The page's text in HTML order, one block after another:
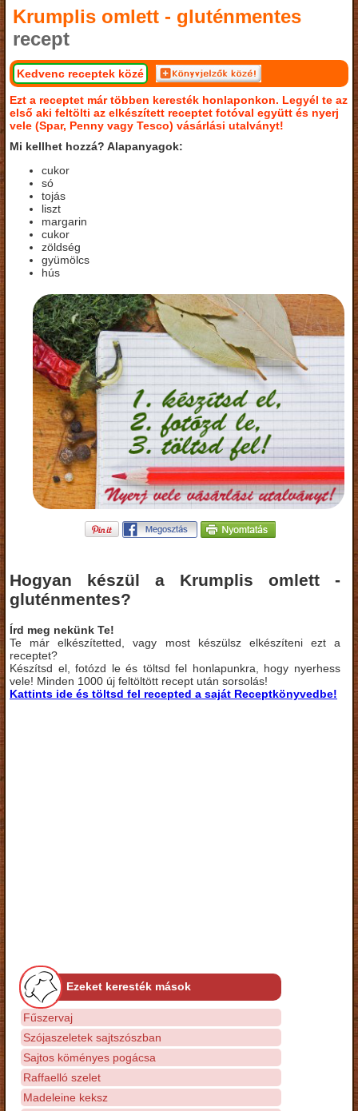
Krumplis omlett - gluténmentes
recept
Kedvenc receptek közé
Ezt a receptet már többen keresték honlaponkon. Legyél te az
első aki feltölti az elkészített receptet fotóval együtt és nyerj
vele (Spar, Penny vagy Tesco) vásárlási utalványt!
Mi kellhet hozzá? Alapanyagok:
cukor
só
tojás
liszt
margarin
cukor
zöldség
gyümölcs
hús
Hogyan készül a Krumplis omlett -
gluténmentes?
Írd meg nekünk Te!
Te már elkészítetted, vagy most készülsz elkészíteni ezt a
receptet?
Készítsd el, fotózd le és töltsd fel honlapunkra, hogy nyerhess
vele! Minden 1000 új feltöltött recept után sorsolás!
Kattints ide és töltsd fel recepted a saját Receptkönyvedbe!
Ezeket keresték mások
Fűszervaj
Szójaszeletek sajtszószban
Sajtos köményes pogácsa
Raffaelló szelet
Madeleine keksz